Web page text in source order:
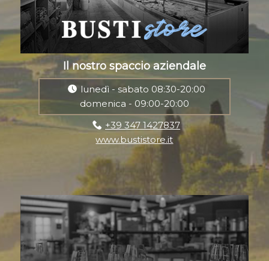
Il nostro spaccio aziendale
lunedì - sabato 08:30-20:00
domenica - 09:00-20:00
+39 347 1427837
www.bustistore.it